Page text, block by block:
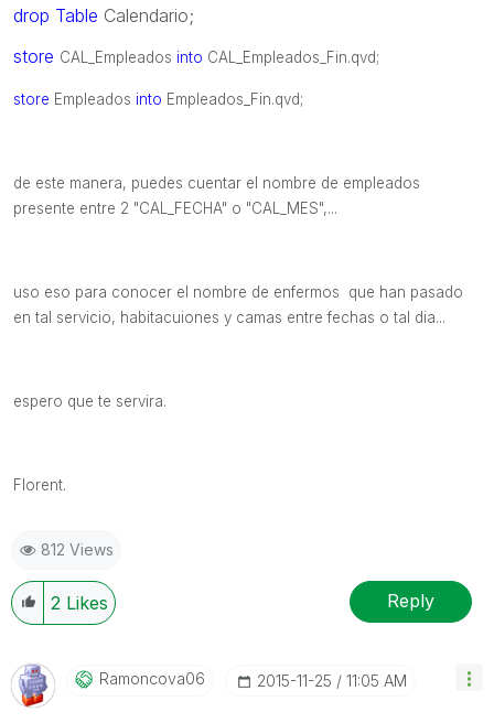
drop Table Calendario;
store CAL_Empleados into CAL_Empleados_Fin.qvd;
store Empleados into Empleados_Fin.qvd;
de este manera, puedes cuentar el nombre de empleados
presente entre 2 "CAL_FECHA" o "CAL_MES",...
uso eso para conocer el nombre de enfermos que han pasado
en tal servicio, habitacuiones y camas entre fechas o tal dia...
espero que te servira.
Florent.
812 Views
2 Likes Reply
Ramoncova06 ‎2015-11-25 11:05 AM